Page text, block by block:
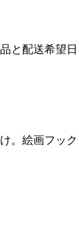
と配送希望日
。絵画フッ